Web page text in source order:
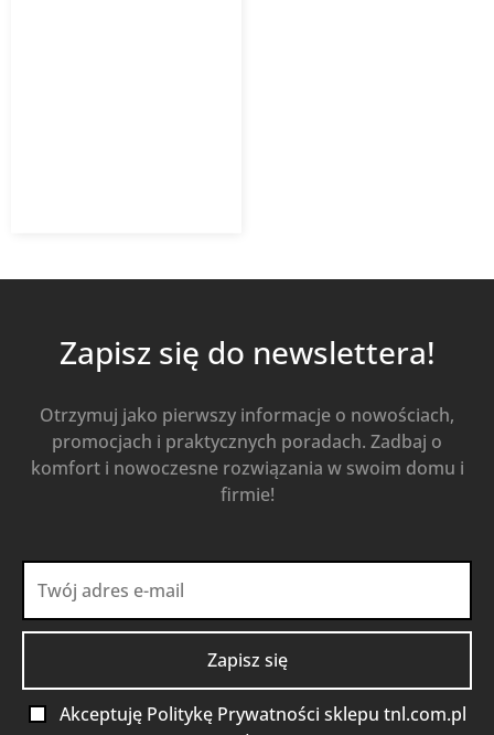
Zapisz się do newslettera!
Otrzymuj jako pierwszy informacje o nowościach,
promocjach i praktycznych poradach. Zadbaj o
komfort i nowoczesne rozwiązania w swoim domu i
firmie!
Akceptuję Politykę Prywatności sklepu tnl.com.pl